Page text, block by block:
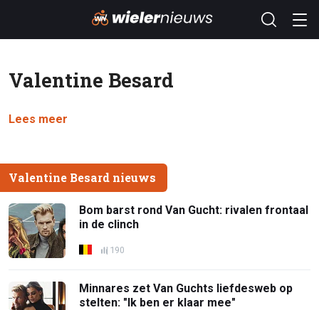
Valentine Besard
Lees meer
Valentine Besard nieuws
Bom barst rond Van Gucht: rivalen frontaal
in de clinch
190
Minnares zet Van Guchts liefdesweb op
stelten: "Ik ben er klaar mee"